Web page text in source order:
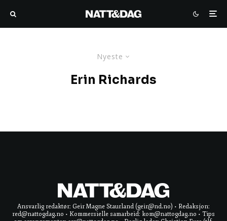
Nyeste
Erin Richards
Ansvarlig redaktør: Geir Magne Staurland (geir@nd.no) • Redaksjon:
red@nattogdag.no • Kommersielle samarbeid: kom@nattogdag.no • Tips